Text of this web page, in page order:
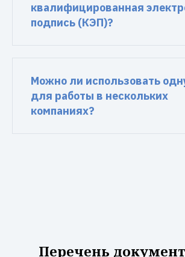
квалифицированная
подпись (КЭП)?
Можно ли использовать
для работы в нескольких
компаниях?
Перечень